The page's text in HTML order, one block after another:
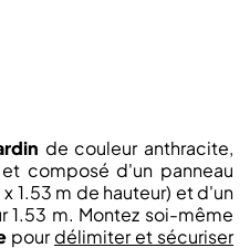
de couleur anthracite,
composé d'un panneau
1.53 m de hauteur) et d'un
1.53 m. Montez soi-même
pourdélimiter et sécuriser